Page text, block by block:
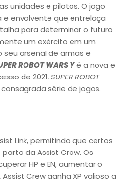
unidades e pilotos. O jogo
envolvente que entrelaça
para determinar o futuro
um exército em um
arsenal de armas e
ROBOT WARS Yé a nova e
de 2021,SUPER ROBOT
série de jogos.
Link, permitindo que certos
da Assist Crew. Os
HP e EN, aumentar o
Crew ganha XP valioso a